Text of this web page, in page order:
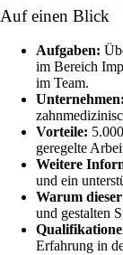
Auf einen Blick
Aufgaben:
im Bereich
im Team.
Unternehmen:
Vorteile:
geregelte
Weitere
und ein
Warum
und gestalten
Erfahrung in